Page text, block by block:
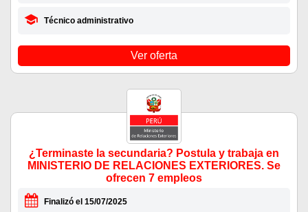
Técnico administrativo
Ver oferta
¿Terminaste la secundaria? Postula y trabaja en
MINISTERIO DE RELACIONES EXTERIORES. Se
ofrecen 7 empleos
Finalizó el 15/07/2025